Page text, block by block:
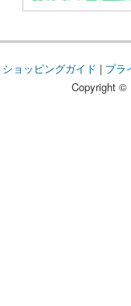
ショッピングガイド | プラ
Copyright ©